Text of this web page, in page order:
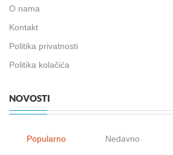
O nama
Kontakt
Politika privatnosti
Politika kolačića
NOVOSTI
Popularno Nedavno